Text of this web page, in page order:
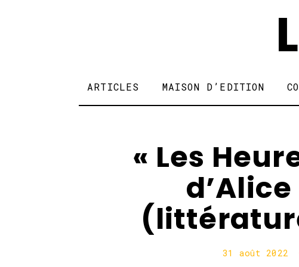
ARTICLES MAISON D’EDITION
« Les
31 août 2022